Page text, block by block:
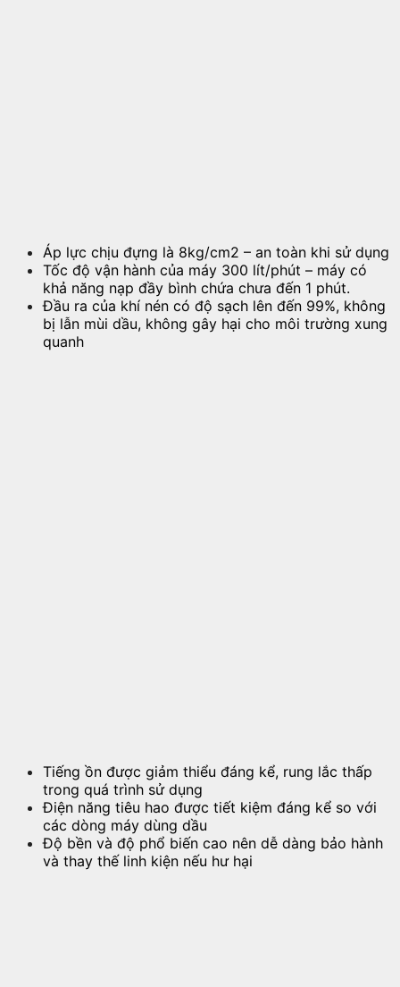
Áp lực chịu đựng là 8kg/cm2 – an toàn khi sử dụng
Tốc độ vận hành của máy 300 lít/phút – máy có
khả năng nạp đầy bình chứa chưa đến 1 phút.
Đầu ra của khí nén có độ sạch lên đến 99%, không
bị lẫn mùi dầu, không gây hại cho môi trường xung
quanh
Tiếng ồn được giảm thiểu đáng kể, rung lắc thấp
trong quá trình sử dụng
Điện năng tiêu hao được tiết kiệm đáng kể so với
các dòng máy dùng dầu
Độ bền và độ phổ biến cao nên dễ dàng bảo hành
và thay thế linh kiện nếu hư hại